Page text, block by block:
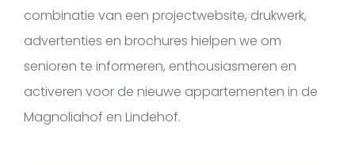
combinatie van een projectwebsite, drukwerk,
advertenties en brochures hielpen we om
senioren te informeren, enthousiasmeren en
activeren voor de nieuwe appartementen in de
Magnoliahof en Lindehof.